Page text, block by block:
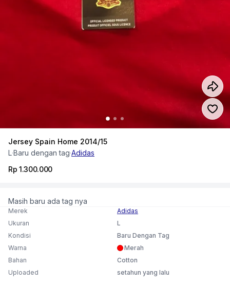
Jersey Spain Home 2014/15
L·Baru dengan tag·Adidas
Rp 1.300.000
Masih baru ada tag nya
Merek
Adidas
Ukuran
L
Kondisi
Baru Dengan Tag
Warna
Merah
Bahan
Cotton
Uploaded
setahun yang lalu